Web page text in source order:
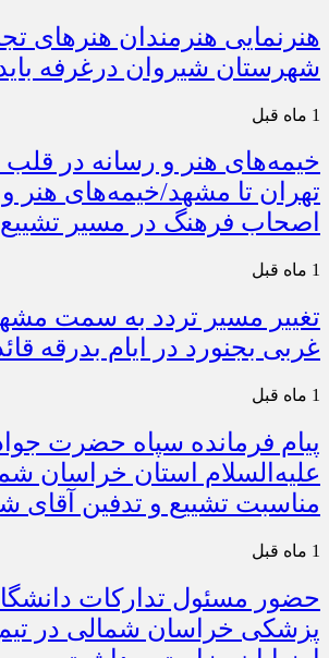
هنرنمایی هنرمندان هنرهای
شهرستان شیروان درغرفه
1 ماه قبل
خیمه‌های هنر و رسانه در قلب
تهران تا مشهد/خیمه‌های هنر و
اصحاب فرهنگ در مسیر
1 ماه قبل
تغییر مسیر تردد به سمت
غربی بجنورد در ایام بدرقه
1 ماه قبل
پیام فرمانده سپاه حضرت
علیه‌السلام استان خراسان
مناسبت تشییع و تدفین آقای
1 ماه قبل
حضور مسئول تدارکات
پزشکی خراسان شمالی در